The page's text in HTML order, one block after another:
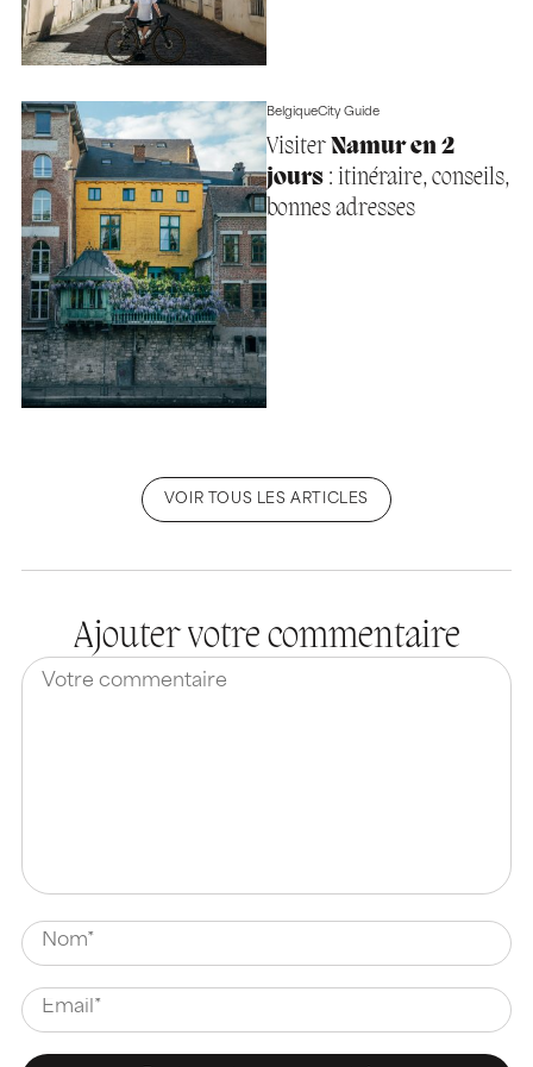
BelgiqueCity Guide
Visiter Namur en 2
jours: itinéraire, conseils,
bonnes adresses
VOIR TOUS LES ARTICLES
Ajouter votre commentaire